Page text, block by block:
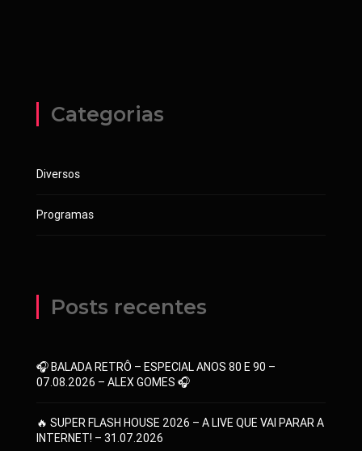
Categorias
Diversos
Programas
Posts recentes
🎧 BALADA RETRÔ – ESPECIAL ANOS 80 E 90 –
07.08.2026 – ALEX GOMES 🎧
🔥 SUPER FLASH HOUSE 2026 – A LIVE QUE VAI PARAR A
INTERNET! – 31.07.2026